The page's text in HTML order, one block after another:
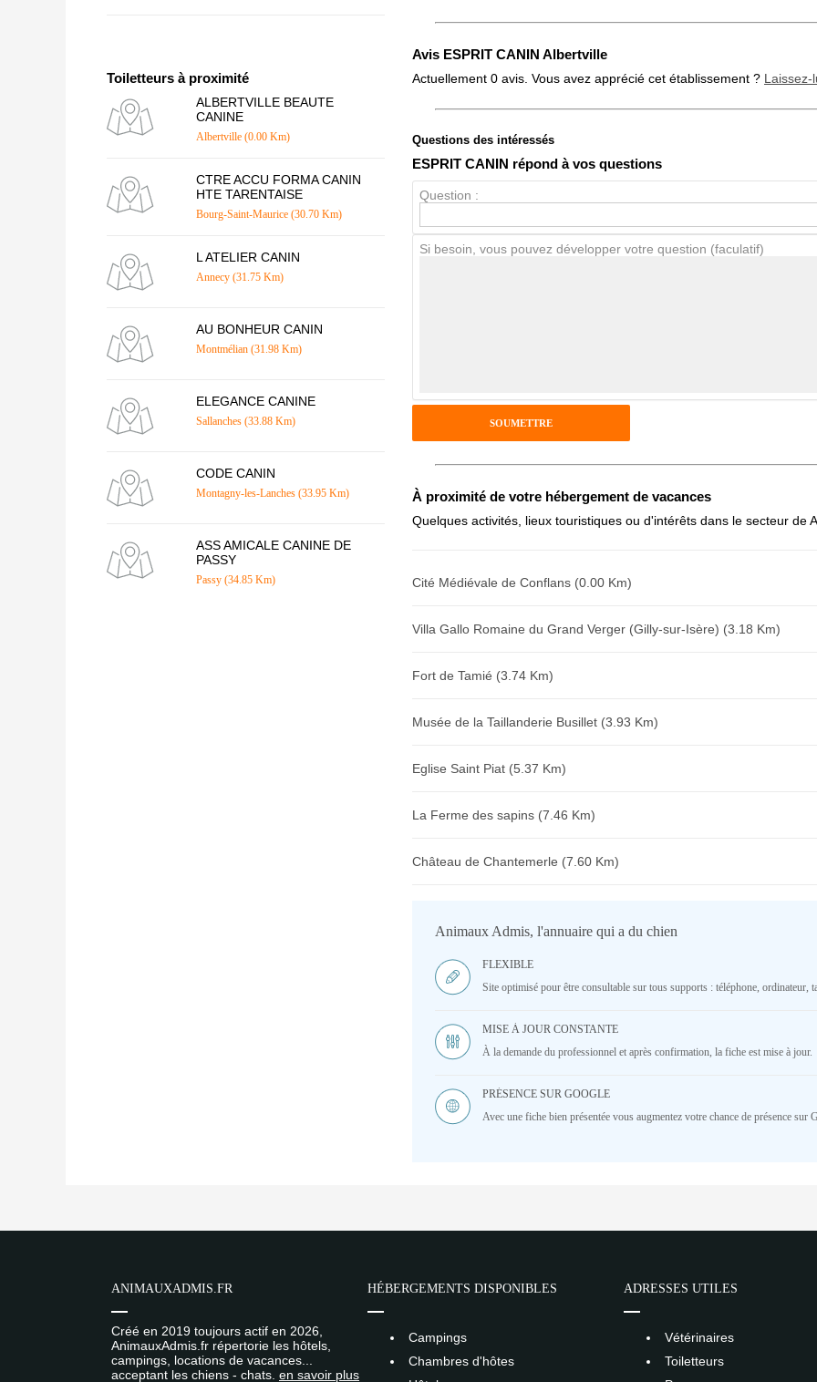
Toiletteurs à proximité
ALBERTVILLE BEAUTE
CANINE
Albertville (0.00 Km)
CTRE ACCU FORMA CANIN
HTE TARENTAISE
Bourg-Saint-Maurice (30.70 Km)
L ATELIER CANIN
Annecy (31.75 Km)
AU BONHEUR CANIN
Montmélian (31.98 Km)
ELEGANCE CANINE
Sallanches (33.88 Km)
CODE CANIN
Montagny-les-Lanches (33.95 Km)
ASS AMICALE CANINE DE
PASSY
Passy (34.85 Km)
Avis ESPRIT CANIN Albertville
Actuellement 0 avis. Vous avez apprécié cet établissement ? Laissez-
Note globale
Avis Clients
Antispam - Combien font 7x4 (en chiffres) :
Avis sur l'établissement :
Questions des intéressés
ESPRIT CANIN répond à vos questions
Question :
Si besoin, vous pouvez développer votre question (faculatif)
À proximité de votre hébergement de vacances
Quelques activités, lieux touristiques ou d'intérêts dans le secteur de
Cité Médiévale de Conflans (0.00 Km)
Villa Gallo Romaine du Grand Verger (Gilly-sur-Isère) (3.18 Km)
Fort de Tamié (3.74 Km)
Musée de la Taillanderie Busillet (3.93 Km)
Eglise Saint Piat (5.37 Km)
La Ferme des sapins (7.46 Km)
Château de Chantemerle (7.60 Km)
Animaux Admis, l'annuaire qui a du chien
FLEXIBLE
Site optimisé pour être consultable sur tous supports : téléphone, ordinateur,
MISE À JOUR CONSTANTE
À la demande du professionnel et après confirmation, la fiche est mise à jour.
PRÉSENCE SUR GOOGLE
Avec une fiche bien présentée vous augmentez votre chance de présence sur
ANIMAUXADMIS.FR
Créé en 2019 toujours actif en 2026,
AnimauxAdmis.fr répertorie les hôtels,
campings, locations de vacances...
acceptant les chiens - chats. en savoir plus
HÉBERGEMENTS DISPONIBLES
Campings
Chambres d'hôtes
ADRESSES UTILES
Vétérinaires
Toiletteurs